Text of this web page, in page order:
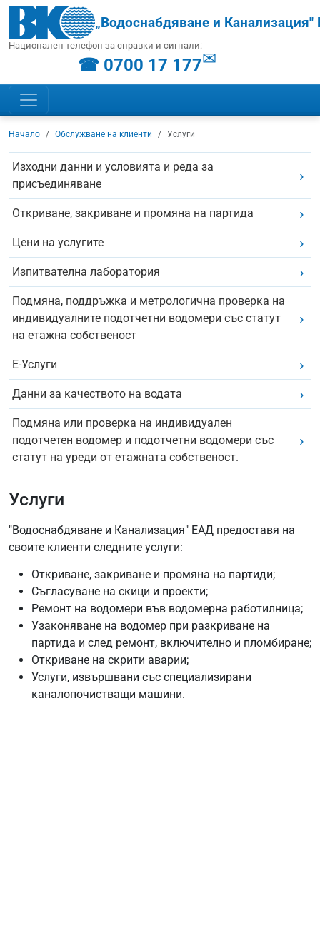
„Водоснабдяване и Канализация"
Национален телефон за справки и сигнали:
☎ 0700 17 177✉
Начало Обслужване на клиенти Услуги
Изходни данни и условията и реда за
присъединяване
Откриване, закриване и промяна на партида
Цени на услугите
Изпитвателна лаборатория
Подмяна, поддръжка и метрологична проверка на
индивидуалните подотчетни водомери със статут
на етажна собственост
Е-Услуги
Данни за качеството на водата
Подмяна или проверка на индивидуален
подотчетен водомер и подотчетни водомери със
статут на уреди от етажната собственост.
Услуги
"Водоснабдяване и Канализация" ЕАД предоставя на
своите клиенти следните услуги:
Откриване, закриване и промяна на партиди;
Съгласуване на скици и проекти;
Ремонт на водомери във водомерна работилница;
Узаконяване на водомер при разкриване на
партида и след ремонт, включително и пломбиране;
Откриване на скрити аварии;
Услуги, извършвани със специализирани
каналопочистващи машини.